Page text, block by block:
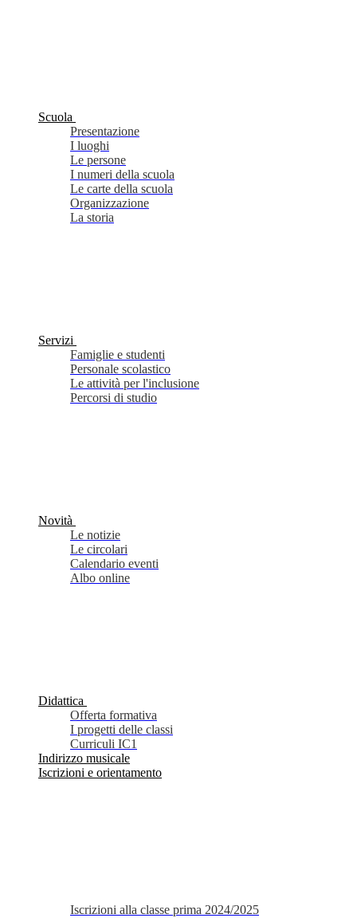
Scuola
Presentazione
I luoghi
Le persone
I numeri della scuola
Le carte della scuola
Organizzazione
La storia
Servizi
Famiglie e studenti
Personale scolastico
Le attività per l'inclusione
Percorsi di studio
Novità
Le notizie
Le circolari
Calendario eventi
Albo online
Didattica
Offerta formativa
I progetti delle classi
Curriculi IC1
Indirizzo musicale
Iscrizioni e orientamento
Iscrizioni alla classe prima 2024/2025